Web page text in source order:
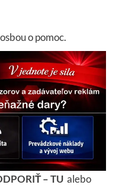
o pomoc.
– TU alebo